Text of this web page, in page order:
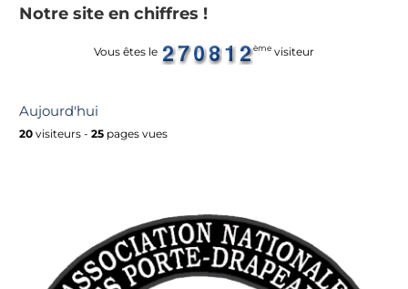
Notre site en chiffres !
Vous êtes le ème visiteur
Aujourd'hui
20 visiteurs - 25 pages vues